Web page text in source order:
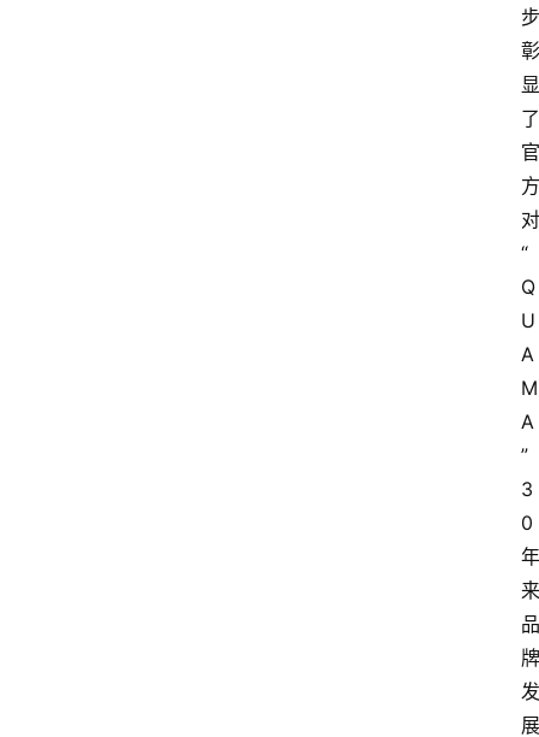
步
彰
显
了
官
方
对
“
Q
U
A
M
A
”
3
0
年
来
品
牌
发
展